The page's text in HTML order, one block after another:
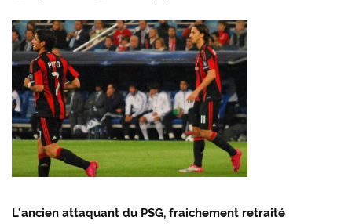
L’ancien attaquant du PSG, fraichement retraité